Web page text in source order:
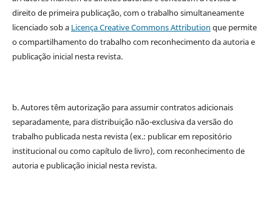
direito de primeira publicação, com o trabalho simultaneamente
licenciado sob a Licença Creative Commons Attribution que permite
o compartilhamento do trabalho com reconhecimento da autoria e
publicação inicial nesta revista.
b. Autores têm autorização para assumir contratos adicionais
separadamente, para distribuição não-exclusiva da versão do
trabalho publicada nesta revista (ex.: publicar em repositório
institucional ou como capítulo de livro), com reconhecimento de
autoria e publicação inicial nesta revista.